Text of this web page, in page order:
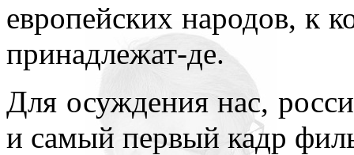
европейских народов, к
принадлежат-де.
Для осуждения нас,
и самый первый кадр